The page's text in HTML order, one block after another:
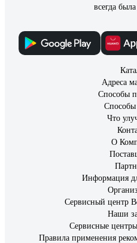
всегда
Адреса
Способы
Что
О
Информация
Сервисный центр
Наши
Сервисные
Правила применения